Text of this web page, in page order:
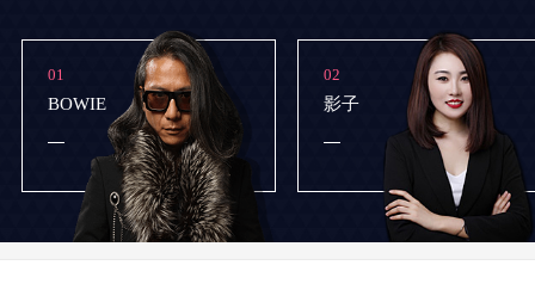
01
BOWIE
02
影子